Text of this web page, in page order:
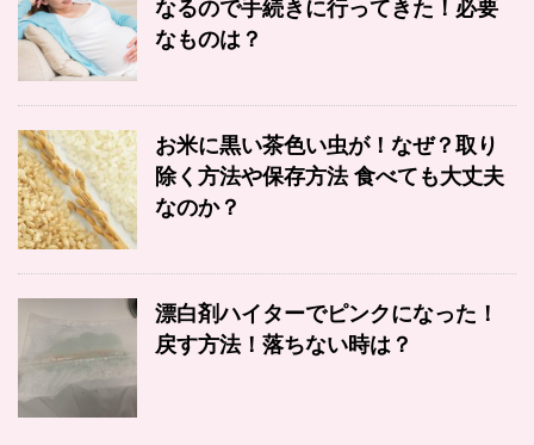
なるので手続きに行ってきた！必要
なものは？
お米に黒い茶色い虫が！なぜ？取り
除く方法や保存方法 食べても大丈夫
なのか？
漂白剤ハイターでピンクになった！
戻す方法！落ちない時は？